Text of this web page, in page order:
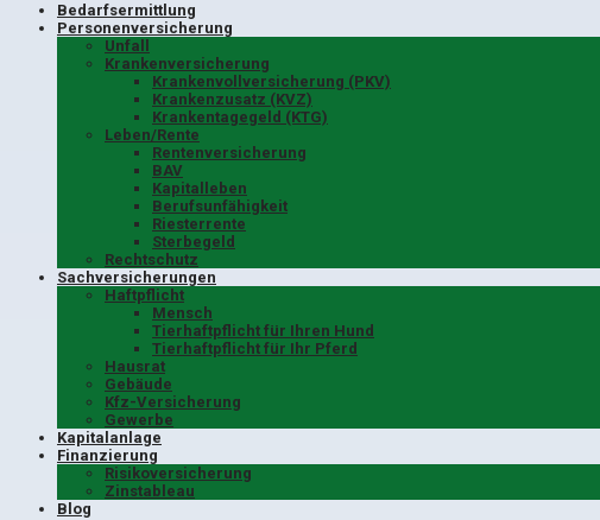
Bedarfsermittlung
Personenversicherung
Unfall
Krankenversicherung
Krankenvollversicherung (PKV)
Krankenzusatz (KVZ)
Krankentagegeld (KTG)
Leben/Rente
Rentenversicherung
BAV
Kapitalleben
Berufsunfähigkeit
Riesterrente
Sterbegeld
Rechtschutz
Sachversicherungen
Haftpflicht
Mensch
Tierhaftpflicht für Ihren Hund
Tierhaftpflicht für Ihr Pferd
Hausrat
Gebäude
Kfz-Versicherung
Gewerbe
Kapitalanlage
Finanzierung
Risikoversicherung
Zinstableau
Blog